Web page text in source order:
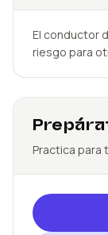
El conductor
riesgo para
Practica para